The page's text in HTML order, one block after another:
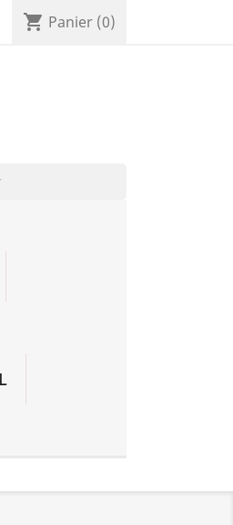
shopping_cart Panier (0)